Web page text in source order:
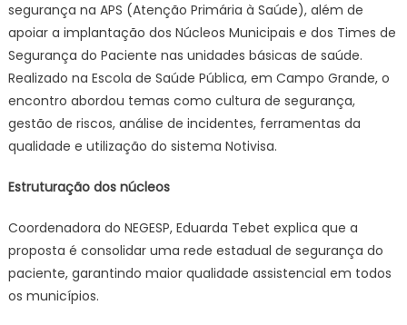
segurança na APS (Atenção Primária à Saúde), além de
apoiar a implantação dos Núcleos Municipais e dos Times de
Segurança do Paciente nas unidades básicas de saúde.
Realizado na Escola de Saúde Pública, em Campo Grande, o
encontro abordou temas como cultura de segurança,
gestão de riscos, análise de incidentes, ferramentas da
qualidade e utilização do sistema Notivisa.
Estruturação dos núcleos
Coordenadora do NEGESP, Eduarda Tebet explica que a
proposta é consolidar uma rede estadual de segurança do
paciente, garantindo maior qualidade assistencial em todos
os municípios.